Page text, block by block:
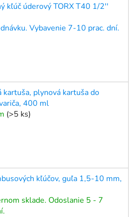
kľúč úderový TORX T40 1/2''
Vybavenie 7-10 prac. dní.
kartuša, plynová kartuša do
400 ml
(>5 ks)
kľúčov, guľa 1,5-10 mm,
sklade. Odoslanie 5 - 7